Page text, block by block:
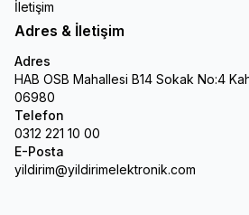
İletişim
Adres & İletişim
Adres
HAB OSB Mahallesi B14 Sokak No:4
06980
Telefon
0312 221 10 00
E-Posta
yildirim@yildirimelektronik.com